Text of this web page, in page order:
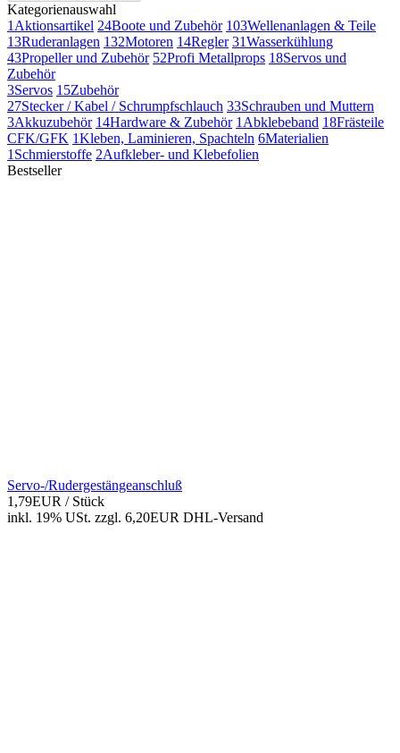
Kategorienauswahl
1 Aktionsartikel 24Boote und Zubehör 103Wellenanlagen & Teile
13Ruderanlagen 132Motoren 14Regler 31Wasserkühlung
43Propeller und Zubehör 52Profi Metallprops 18Servos und
Zubehör
3Servos 15Zubehör
27Stecker / Kabel / Schrumpfschlauch 33Schrauben und Muttern
3Akkuzubehör 14Hardware & Zubehör 1 Abklebeband 18Frästeile
CFK/GFK 1Kleben, Laminieren, Spachteln 6Materialien
1 Schmierstoffe 2Aufkleber- und Klebefolien
Bestseller
Servo-/Rudergestängeanschluß
1,79EUR / Stück
inkl. 19% USt. zzgl. 6,20EUR DHL-Versand